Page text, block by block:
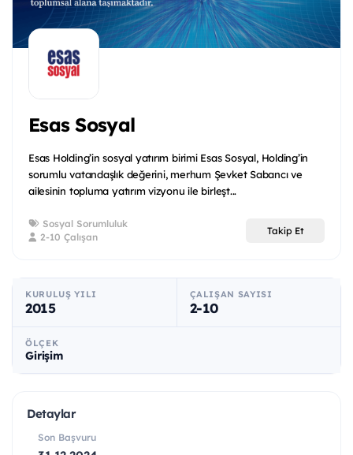
Esas Sosyal
Esas Holding’in sosyal yatırım birimi Esas Sosyal, Holding’in
sorumlu vatandaşlık değerini, merhum Şevket Sabancı ve
ailesinin topluma yatırım vizyonu ile birleşt...
Sosyal Sorumluluk
2-10 Çalışan
Takip Et
KURULUŞ YILI
2015
ÇALIŞAN SAYISI
2-10
ÖLÇEK
Girişim
Detaylar
Son Başvuru